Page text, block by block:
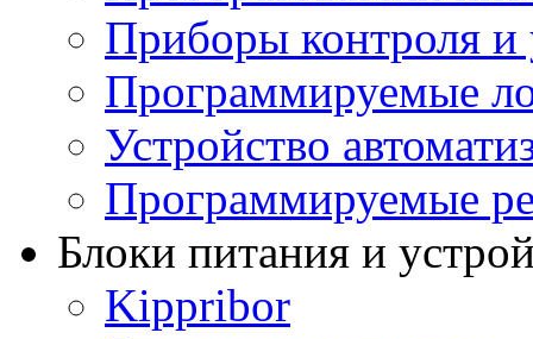
Приборы контроля и
Программируемые
Устройство
Программируемые
Блоки питания и
Kippribor